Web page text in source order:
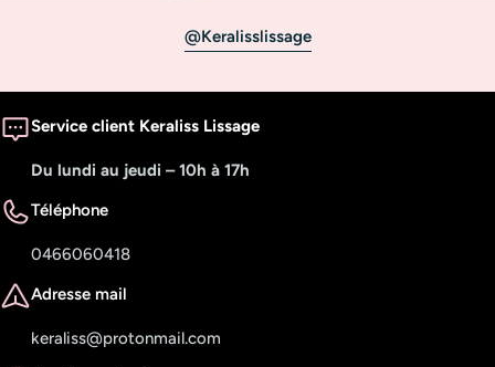
@keralisslissage
Service client Keraliss Lissage
Du lundi au jeudi – 10h à 17h
Téléphone
0466060418
Adresse mail
keraliss@protonmail.com